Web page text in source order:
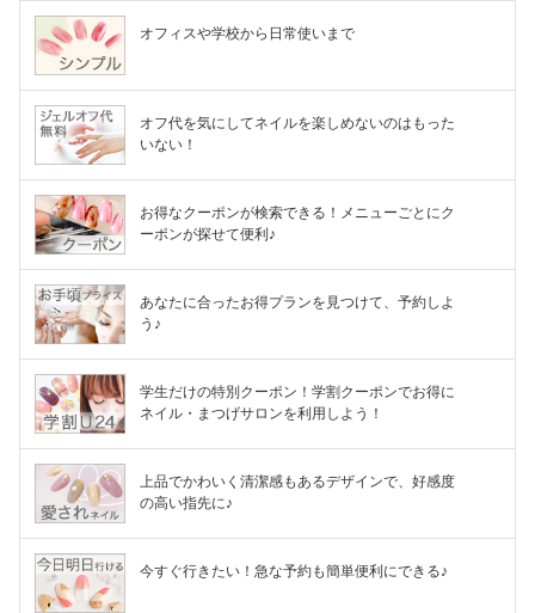
オフィスや学校から日常使いまで
オフ代を気にしてネイルを楽しめないのはもった
いない！
お得なクーポンが検索できる！メニューごとにク
ーポンが探せて便利♪
あなたに合ったお得プランを見つけて、予約しよ
う♪
学生だけの特別クーポン！学割クーポンでお得に
ネイル・まつげサロンを利用しよう！
上品でかわいく清潔感もあるデザインで、好感度
の高い指先に♪
今すぐ行きたい！急な予約も簡単便利にできる♪